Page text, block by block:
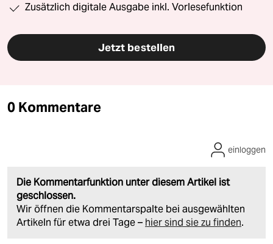
Zusätzlich digitale Ausgabe inkl. Vorlesefunktion
Jetzt bestellen
0 Kommentare
Die Kommentarfunktion unter diesem Artikel ist
geschlossen.
Wir öffnen die Kommentarspalte bei ausgewählten
Artikeln für etwa drei Tage – hier sind sie zu finden.
einloggen